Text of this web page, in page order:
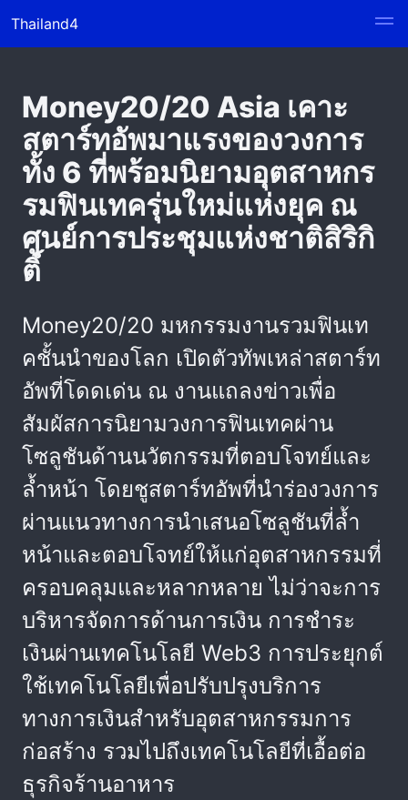
Thailand4
Money20/20 Asia เคาะ
สตาร์ทอัพมาแรงของวงการ
ทั้ง 6 ที่พร้อมนิยามอุตสาหกร
รมฟินเทครุ่นใหม่แห่งยุค ณ
ศูนย์การประชุมแห่งชาติสิริกิ
ติ์
Money20/20 มหกรรมงานรวมฟินเท
คชั้นนำของโลก เปิดตัวทัพเหล่าสตาร์ท
อัพที่โดดเด่น ณ งานแถลงข่าวเพื่อ
สัมผัสการนิยามวงการฟินเทคผ่าน
โซลูชันด้านนวัตกรรมที่ตอบโจทย์และ
ล้ำหน้า โดยชูสตาร์ทอัพที่นำร่องวงการ
ผ่านแนวทางการนำเสนอโซลูชันที่ล้ำ
หน้าและตอบโจทย์ให้แก่อุตสาหกรรมที่
ครอบคลุมและหลากหลาย ไม่ว่าจะการ
บริหารจัดการด้านการเงิน การชำระ
เงินผ่านเทคโนโลยี Web3 การประยุกต์
ใช้เทคโนโลยีเพื่อปรับปรุงบริการ
ทางการเงินสำหรับอุตสาหกรรมการ
ก่อสร้าง รวมไปถึงเทคโนโลยีที่เอื้อต่อ
ธุรกิจร้านอาหาร